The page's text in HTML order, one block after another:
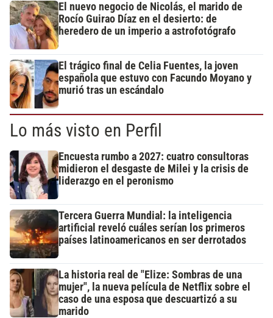
El nuevo negocio de Nicolás, el marido de
Rocío Guirao Díaz en el desierto: de
heredero de un imperio a astrofotógrafo
El trágico final de Celia Fuentes, la joven
española que estuvo con Facundo Moyano y
murió tras un escándalo
Lo más visto en Perfil
Encuesta rumbo a 2027: cuatro consultoras
midieron el desgaste de Milei y la crisis de
liderazgo en el peronismo
Tercera Guerra Mundial: la inteligencia
artificial reveló cuáles serían los primeros
países latinoamericanos en ser derrotados
La historia real de "Elize: Sombras de una
mujer", la nueva película de Netflix sobre el
caso de una esposa que descuartizó a su
marido